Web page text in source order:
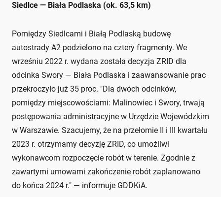
Siedlce — Biała Podlaska (ok. 63,5 km)
Pomiędzy Siedlcami i Białą Podlaską budowę
autostrady A2 podzielono na cztery fragmenty. We
wrześniu 2022 r. wydana została decyzja ZRID dla
odcinka Swory — Biała Podlaska i zaawansowanie prac
przekroczyło już 35 proc. "Dla dwóch odcinków,
pomiędzy miejscowościami: Malinowiec i Swory, trwają
postępowania administracyjne w Urzędzie Wojewódzkim
w Warszawie. Szacujemy, że na przełomie II i III kwartału
2023 r. otrzymamy decyzję ZRID, co umożliwi
wykonawcom rozpoczęcie robót w terenie. Zgodnie z
zawartymi umowami zakończenie robót zaplanowano
do końca 2024 r." — informuje GDDKiA.